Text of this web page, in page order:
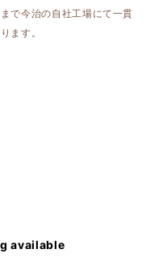
で今治の自社工場にて一貫
ます。
available